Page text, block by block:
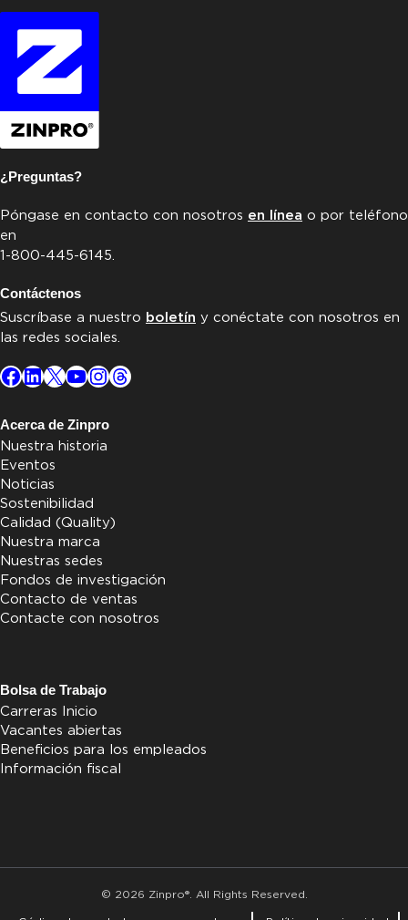
¿Preguntas?
Póngase en contacto con nosotros en línea o por teléfono
en
1-800-445-6145.
Contáctenos
Suscríbase a nuestro boletín y conéctate con nosotros en
las redes sociales.
Facebook
LinkedIn
X YouTube
Instagram
Threads
Acerca de Zinpro
Nuestra historia
Eventos
Noticias
Sostenibilidad
Calidad (Quality)
Nuestra marca
Nuestras sedes
Fondos de investigación
Contacto de ventas
Contacte con nosotros
Bolsa de Trabajo
Carreras Inicio
Vacantes abiertas
Beneficios para los empleados
Información fiscal
© 2026 Zinpro®. All Rights Reserved.